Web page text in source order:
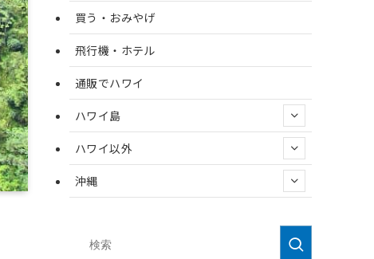
買う・おみやげ
飛行機・ホテル
通販でハワイ
ハワイ島
ハワイ以外
沖縄